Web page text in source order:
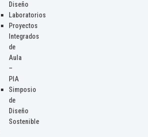
Diseño
Laboratorios
Proyectos
Integrados
de
Aula
–
PIA
Simposio
de
Diseño
Sostenible